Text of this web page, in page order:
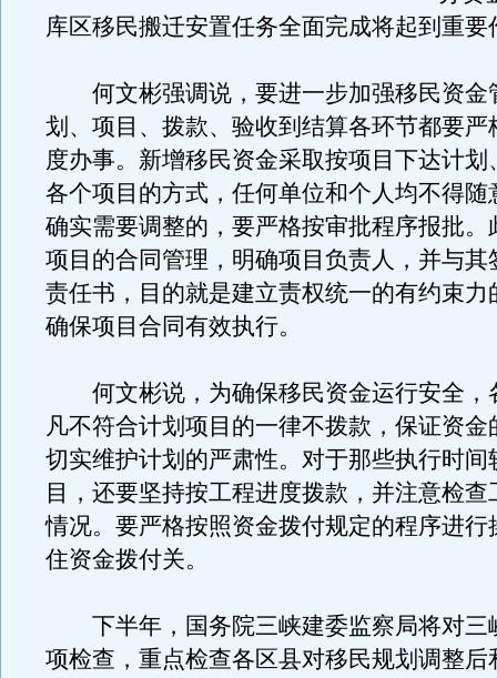
库区移民搬迁安置任务全面完成将起到重要
何文彬强调说，要进一步加强移民资金
划、项目、拨款、验收到结算各环节都要严
度办事。新增移民资金采取按项目下达计划
各个项目的方式，任何单位和个人均不得随
确实需要调整的，要严格按审批程序报批。
项目的合同管理，明确项目负责人，并与其
责任书，目的就是建立责权统一的有约束力
确保项目合同有效执行。
何文彬说，为确保移民资金运行安全，
凡不符合计划项目的一律不拨款，保证资金
切实维护计划的严肃性。对于那些执行时间
目，还要坚持按工程进度拨款，并注意检查
情况。要严格按照资金拨付规定的程序进行
住资金拨付关。
下半年，国务院三峡建委监察局将对三
项检查，重点检查各区县对移民规划调整后